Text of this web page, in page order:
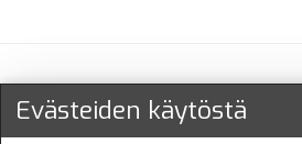
Maksu- ja
Evästeiden käytöstä